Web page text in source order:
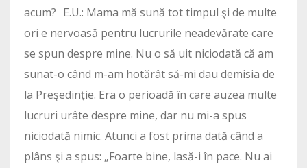
acum? E.U.: Mama mă sună tot timpul şi de multe
ori e nervoasă pentru lucrurile neadevărate care
se spun despre mine. Nu o să uit niciodată că am
sunat-o când m-am hotărât să-mi dau demisia de
la Preşedinţie. Era o perioadă în care auzea multe
lucruri urâte despre mine, dar nu mi-a spus
niciodată nimic. Atunci a fost prima dată când a
plâns şi a spus: „Foarte bine, lasă-i în pace. Nu ai